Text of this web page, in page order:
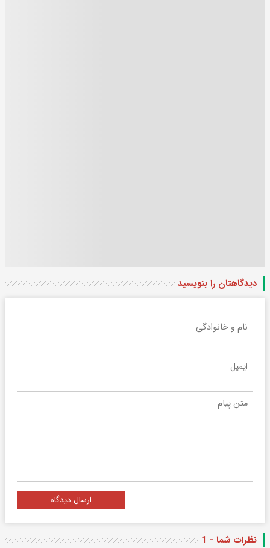
دیدگاهتان را بنویسید
ارسال دیدگاه
نظرات شما - 1